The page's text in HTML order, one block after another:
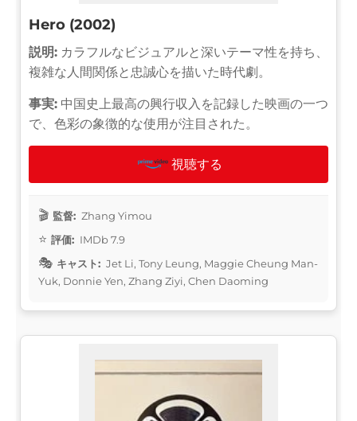
Hero (2002)
説明: カラフルなビジュアルと深いテーマ性を持ち、
複雑な人間関係と忠誠心を描いた時代劇。
事実: 中国史上最高の興行収入を記録した映画の一つ
で、色彩の象徴的な使用が注目された。
視聴する
監督: Zhang Yimou
評価: IMDb 7.9
キャスト: Jet Li, Tony Leung, Maggie Cheung Man-
Yuk, Donnie Yen, Zhang Ziyi, Chen Daoming